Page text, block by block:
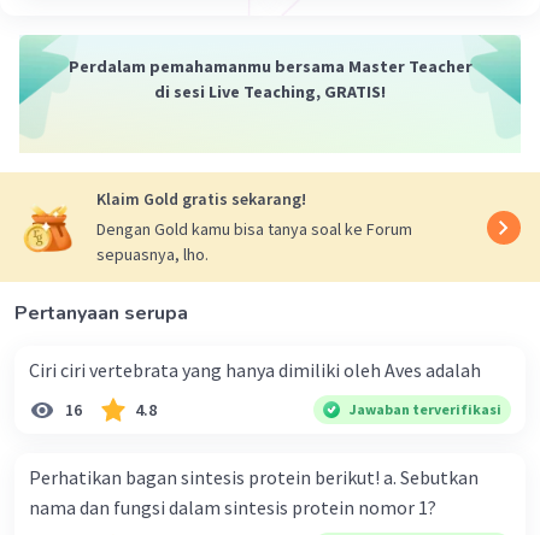
Perdalam pemahamanmu bersama Master Teacher
di sesi Live Teaching, GRATIS!
Klaim Gold gratis sekarang!
Dengan Gold kamu bisa tanya soal ke Forum
sepuasnya, lho.
Pertanyaan serupa
Ciri ciri vertebrata yang hanya dimiliki oleh Aves adalah
16 4.8 Jawaban terverifikasi
Perhatikan bagan sintesis protein berikut! a. Sebutkan
nama dan fungsi dalam sintesis protein nomor 1?